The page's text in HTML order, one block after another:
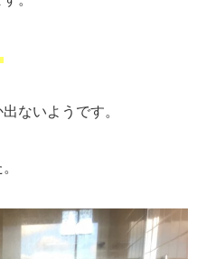
ないようです。